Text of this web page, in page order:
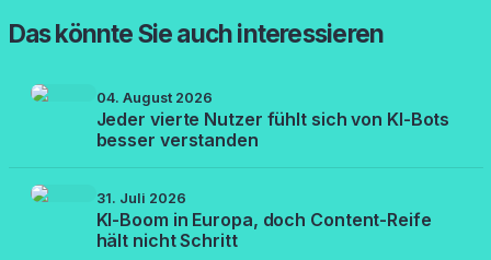
Das könnte Sie auch interessieren
04. August 2026
Jeder vierte Nutzer fühlt sich von KI-Bots
besser verstanden
31. Juli 2026
KI-Boom in Europa, doch Content-Reife
hält nicht Schritt